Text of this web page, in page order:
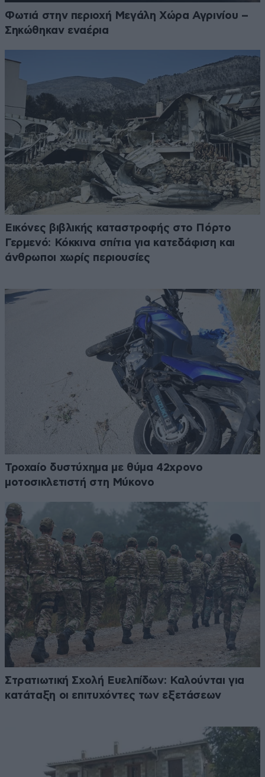
Φωτιά στην περιοχή Μεγάλη Χώρα Αγρινίου –
Σηκώθηκαν εναέρια
Εικόνες βιβλικής καταστροφής στο Πόρτο
Γερμενό: Κόκκινα σπίτια για κατεδάφιση και
άνθρωποι χωρίς περιουσίες
Τροχαίο δυστύχημα με θύμα 42χρονο
μοτοσικλετιστή στη Μύκονο
Στρατιωτική Σχολή Ευελπίδων: Καλούνται για
κατάταξη οι επιτυχόντες των εξετάσεων